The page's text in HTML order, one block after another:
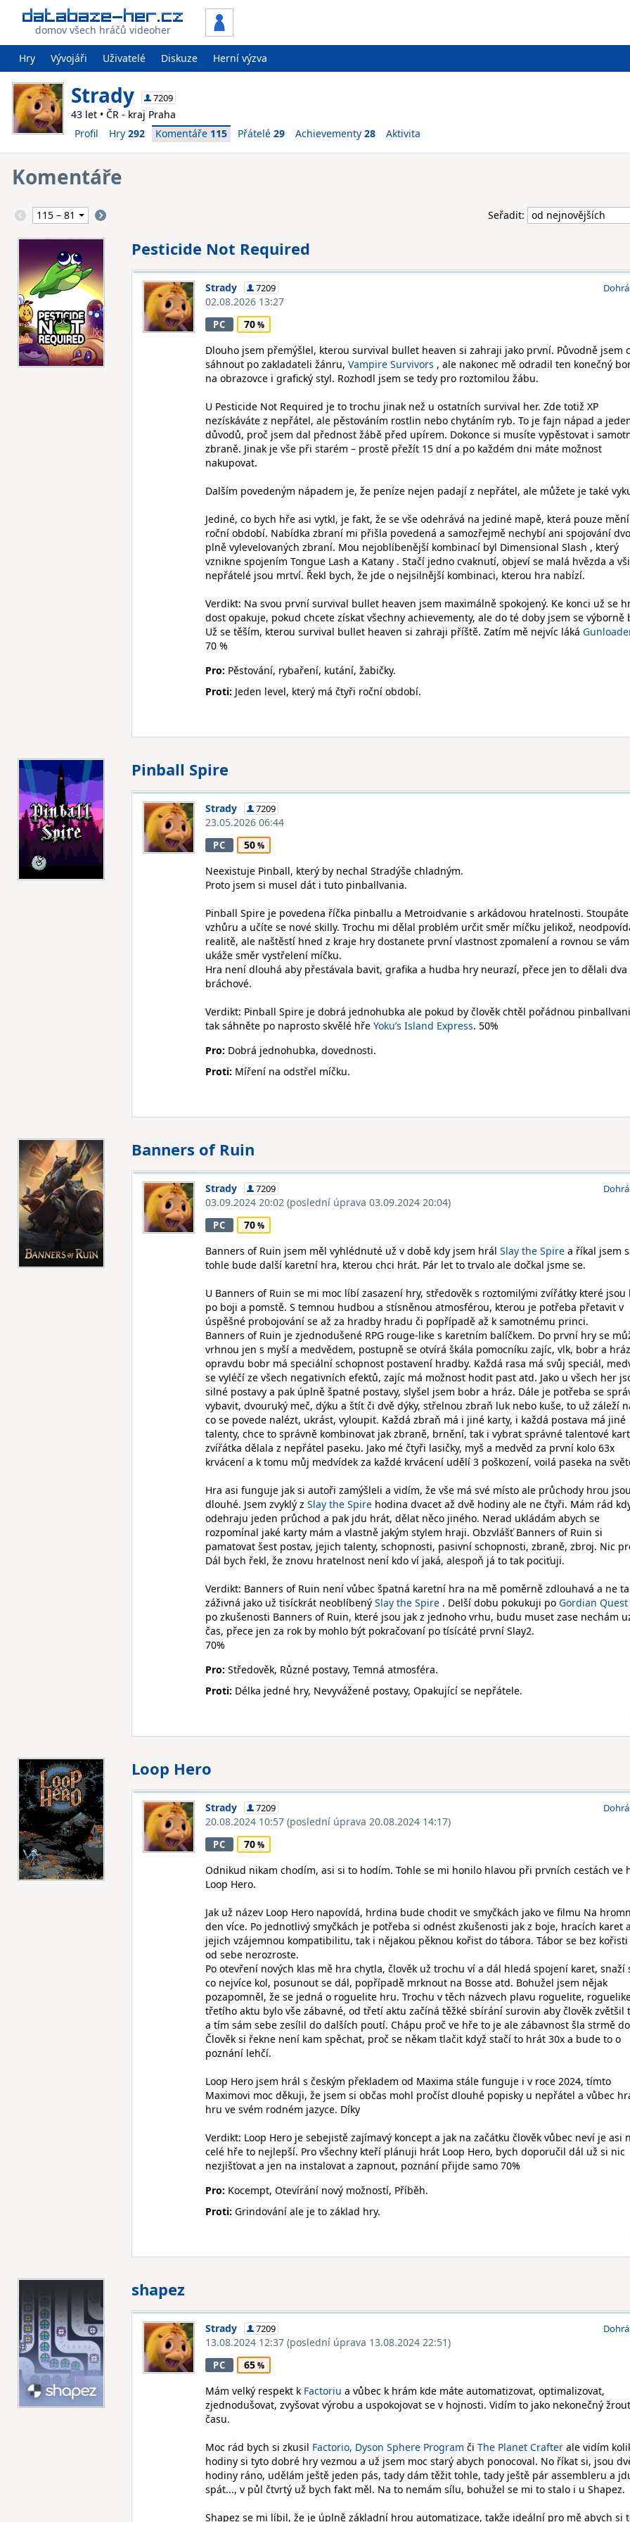
domov všech hráčů videoher
Hry Vývojáři Uživatelé Diskuze Herní výzva
Strady 7209
43 let • ČR - kraj Praha
Profil
Hry 292 Komentáře 115 Přátelé 29 Achievementy 28 Aktivita
Komentáře
Seřadit:
Pesticide Not Required
Strady 7209
02.08.2026 13:27
PC
70
Dlouho jsem přemýšlel, kterou survival bullet heaven si zahraji jako první. Původně jsem
sáhnout po zakladateli žánru, Vampire Survivors , ale nakonec mě odradil ten konečný
na obrazovce i grafický styl. Rozhodl jsem se tedy pro roztomilou žábu.
U Pesticide Not Required je to trochu jinak než u ostatních survival her. Zde totiž XP
nezískáváte z nepřátel, ale pěstováním rostlin nebo chytáním ryb. To je fajn nápad a
důvodů, proč jsem dal přednost žábě před upírem. Dokonce si musíte vypěstovat i
zbraně. Jinak je vše při starém – prostě přežít 15 dní a po každém dni máte možnost
nakupovat.
Dalším povedeným nápadem je, že peníze nejen padají z nepřátel, ale můžete je také
Jediné, co bych hře asi vytkl, je fakt, že se vše odehrává na jediné mapě, která pouze mění
roční období. Nabídka zbraní mi přišla povedená a samozřejmě nechybí ani spojování
plně vylevelovaných zbraní. Mou nejoblíbenější kombinací byl Dimensional Slash , který
vznikne spojením Tongue Lash a Katany . Stačí jedno cvaknutí, objeví se malá hvězda a
nepřátelé jsou mrtví. Řekl bych, že jde o nejsilnější kombinaci, kterou hra nabízí.
Verdikt: Na svou první survival bullet heaven jsem maximálně spokojený. Ke konci už se
dost opakuje, pokud chcete získat všechny achievementy, ale do té doby jsem se výborně
Už se těším, kterou survival bullet heaven si zahraji příště. Zatím mě nejvíc láká
70 %
Pro: Pěstování, rybaření, kutání, žabičky.
Proti: Jeden level, který má čtyři roční období.
Pinball Spire
Strady 7209
23.05.2026 06:44
PC
50
Neexistuje Pinball, který by nechal Stradýše chladným.
Proto jsem si musel dát i tuto pinballvania.
Pinball Spire je povedena říčka pinballu a Metroidvanie s arkádovou hratelnosti.
vzhůru a učíte se nové skilly. Trochu mi dělal problém určit směr míčku jelikož,
realitě, ale naštěstí hned z kraje hry dostanete první vlastnost zpomalení a rovnou se vám
ukáže směr vystřelení míčku.
Hra není dlouhá aby přestávala bavit, grafika a hudba hry neurazí, přece jen to dělali dva
bráchové.
Verdikt: Pinball Spire je dobrá jednohubka ale pokud by člověk chtěl pořádnou
tak sáhněte po naprosto skvělé hře Yoku’s Island Express. 50%
Pro: Dobrá jednohubka, dovednosti.
Proti: Míření na odstřel míčku.
Banners of Ruin
Strady 7209
03.09.2024 20:02 (poslední úprava 03.09.2024 20:04)
PC
70
Banners of Ruin jsem měl vyhlédnuté už v době kdy jsem hrál Slay the Spire a říkal jsem
tohle bude další karetní hra, kterou chci hrát. Pár let to trvalo ale dočkal jsme se.
U Banners of Ruin se mi moc líbí zasazení hry, středověk s roztomilými zvířátky které jsou
po boji a pomstě. S temnou hudbou a stísněnou atmosférou, kterou je potřeba přetavit v
úspěšné probojování se až za hradby hradu či popřípadě až k samotnému princi.
Banners of Ruin je zjednodušené RPG rouge-like s karetním balíčkem. Do první hry se
vrhnou jen s myší a medvědem, postupně se otvírá škála pomocníku zajíc, vlk, bobr a
opravdu bobr má speciální schopnost postavení hradby. Každá rasa má svůj speciál,
se vyléčí ze všech negativních efektů, zajíc má možnost hodit past atd. Jako u všech her
silné postavy a pak úplně špatné postavy, slyšel jsem bobr a hráz. Dále je potřeba se
vybavit, dvouruký meč, dýku a štít či dvě dýky, střelnou zbraň luk nebo kuše, to už záleží
co se povede nalézt, ukrást, vyloupit. Každá zbraň má i jiné karty, i každá postava má jiné
talenty, chce to správně kombinovat jak zbraně, brnění, tak i vybrat správné talentové
zvířátka dělala z nepřátel paseku. Jako mé čtyři lasičky, myš a medvěd za první kolo 63x
krvácení a k tomu můj medvídek za každé krvácení udělí 3 poškození, voilá paseka na
Hra asi funguje jak si autoři zamýšleli a vidím, že vše má své místo ale průchody hrou
dlouhé. Jsem zvyklý z Slay the Spire hodina dvacet až dvě hodiny ale ne čtyři. Mám rád
odehraju jeden průchod a pak jdu hrát, dělat něco jiného. Nerad ukládám abych se
rozpomínal jaké karty mám a vlastně jakým stylem hraji. Obzvlášť Banners of Ruin si
pamatovat šest postav, jejich talenty, schopnosti, pasivní schopnosti, zbraně, zbroj. Nic
Dál bych řekl, že znovu hratelnost není kdo ví jaká, alespoň já to tak pociťuji.
Verdikt: Banners of Ruin není vůbec špatná karetní hra na mě poměrně zdlouhavá a ne
záživná jako už tisíckrát neoblíbený Slay the Spire . Delší dobu pokukuji po Gordian Quest
po zkušenosti Banners of Ruin, které jsou jak z jednoho vrhu, budu muset zase nechám
čas, přece jen za rok by mohlo být pokračovaní po tísícáté první Slay2.
70%
Pro: Středověk, Různé postavy, Temná atmosféra.
Proti: Délka jedné hry, Nevyvážené postavy, Opakující se nepřátele.
Loop Hero
Strady 7209
20.08.2024 10:57 (poslední úprava 20.08.2024 14:17)
PC
70
Odnikud nikam chodím, asi si to hodím. Tohle se mi honilo hlavou při prvních cestách ve
Loop Hero.
Jak už název Loop Hero napovídá, hrdina bude chodit ve smyčkách jako ve filmu Na
den více. Po jednotlivý smyčkách je potřeba si odnést zkušenosti jak z boje, hracích karet a
jejich vzájemnou kompatibilitu, tak i nějakou pěknou kořist do tábora. Tábor se bez kořisti
od sebe nerozroste.
Po otevření nových klas mě hra chytla, člověk už trochu ví a dál hledá spojení karet, snaží
co nejvíce kol, posunout se dál, popřípadě mrknout na Bosse atd. Bohužel jsem nějak
pozapomněl, že se jedná o roguelite hru. Trochu v těch názvech plavu roguelite,
třetího aktu bylo vše zábavné, od třetí aktu začíná těžké sbírání surovin aby člověk zvětšil
a tím sám sebe zesílil do dalších poutí. Chápu proč ve hře to je ale zábavnost šla strmě
Člověk si řekne není kam spěchat, proč se někam tlačit když stačí to hrát 30x a bude to o
poznání lehčí.
Loop Hero jsem hrál s českým překladem od Maxima stále funguje i v roce 2024, tímto
Maximovi moc děkuji, že jsem si občas mohl pročíst dlouhé popisky u nepřátel a vůbec
hru ve svém rodném jazyce. Díky
Verdikt: Loop Hero je sebejistě zajímavý koncept a jak na začátku člověk vůbec neví je asi
celé hře to nejlepší. Pro všechny kteří plánuji hrát Loop Hero, bych doporučil dál už si nic
nezjišťovat a jen na instalovat a zapnout, poznání přijde samo 70%
Pro: Kocempt, Otevírání nový možností, Příběh.
Proti: Grindování ale je to základ hry.
shapez
Strady 7209
13.08.2024 12:37 (poslední úprava 13.08.2024 22:51)
PC
65
Mám velký respekt k Factoriu a vůbec k hrám kde máte automatizovat, optimalizovat,
zjednodušovat, zvyšovat výrobu a uspokojovat se v hojnosti. Vidím to jako nekonečný žrout
času.
Moc rád bych si zkusil Factorio, Dyson Sphere Program či The Planet Crafter ale vidím
hodiny si tyto dobré hry vezmou a už jsem moc starý abych ponocoval. No říkat si, jsou
hodiny ráno, udělám ještě jeden pás, tady dám těžit tohle, tady ještě pár assembleru a
spát..., v půl čtvrtý už bych fakt měl. Na to nemám sílu, bohužel se mi to stalo i u Shapez.
Shapez se mi líbil, že je úplně základní hrou automatizace, takže ideální pro mě abych si